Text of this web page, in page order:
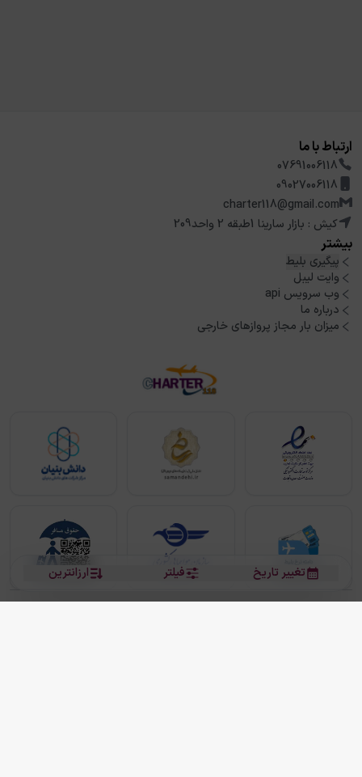
ارزانترین فیلتر تغییر تاریخ
ارتباط با ما
07691006118
09027006118
charter118@gmail.com
کیش : بازار سارینا 1طبقه 2 واحد209
بیشتر
پیگیری بلیط
وایت لیبل
وب سرویس api
درباره ما
میزان بار مجاز پروازهای خارجی